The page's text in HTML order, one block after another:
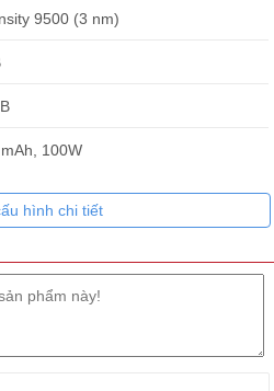
sẵn hàng số lượng lớn
sắc nét, tần số quét 144Hz, công
PWM 3840Hz
mạnh mẽ, kết hợp RAM 12GB, bộ
1TB
+ 12 MP chất lượng hợp tác cùng
9500 (3 nm)
100W
hình chi tiết